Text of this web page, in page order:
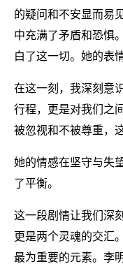
的疑问和不安显而易
中充满了矛盾和恐惧
白了这一切。她的表
在这一刻，我深刻意
行程，更是对我们之
被忽视和不被尊重，
她的情感在坚守与失
了平衡。
这一段剧情让我们深
更是两个灵魂的交汇
最为重要的元素。李